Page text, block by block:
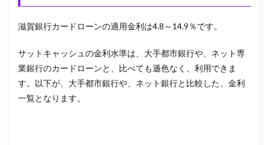
滋賀銀行カードローンの適用金利は4.8～14.9％です。
サットキャッシュの金利水準は、大手都市銀行や、ネット専
業銀行のカードローンと、比べても遜色なく、利用できま
す。以下が、大手都市銀行や、ネット銀行と比較した、金利
一覧となります。